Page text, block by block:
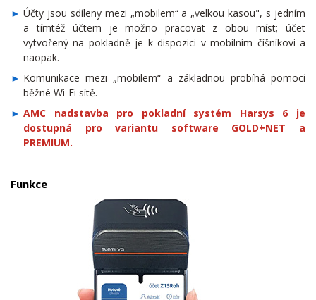
Účty jsou sdíleny mezi „mobilem“ a „velkou kasou", s jedním
a tímtéž účtem je možno pracovat z obou míst; účet
vytvořený na pokladně je k dispozici v mobilním číšníkovi a
naopak.
Komunikace mezi „mobilem“ a základnou probíhá pomocí
běžné Wi-Fi sítě.
AMC nadstavba pro pokladní systém Harsys 6 je
dostupná pro variantu software GOLD+NET a
PREMIUM.
Funkce